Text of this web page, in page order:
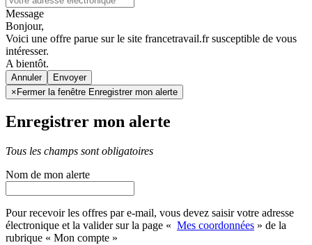
Message
Bonjour,
Voici une offre parue sur le site francetravail.fr susceptible de vous
intéresser.
A bientôt.
Annuler
×Fermer la fenêtre Enregistrer mon alerte
Enregistrer mon alerte
Tous les champs sont obligatoires
Nom de mon alerte
Pour recevoir les offres par e-mail, vous devez saisir votre adresse
électronique et la valider sur la page « Mes coordonnées » de la
rubrique « Mon compte »